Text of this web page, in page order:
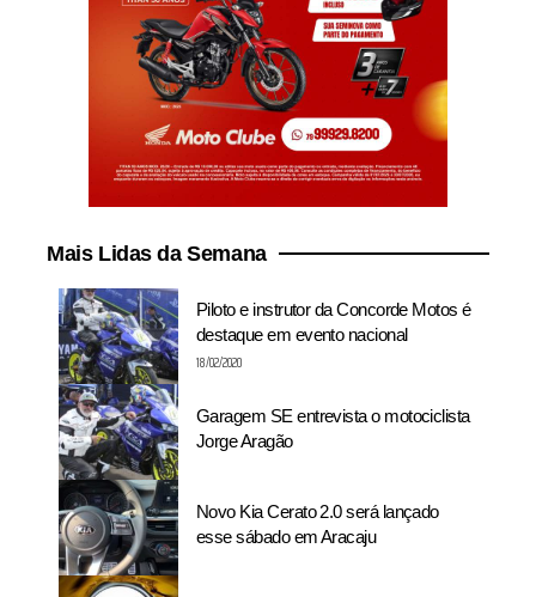
Mais Lidas da Semana
Piloto e instrutor da Concorde Motos é
destaque em evento nacional
18/02/2020
Garagem SE entrevista o motociclista
Jorge Aragão
Novo Kia Cerato 2.0 será lançado
esse sábado em Aracaju